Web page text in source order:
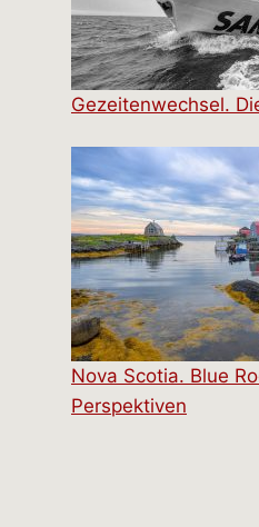
Gezeitenwechsel.
Nova Scotia. Blue
Perspektiven